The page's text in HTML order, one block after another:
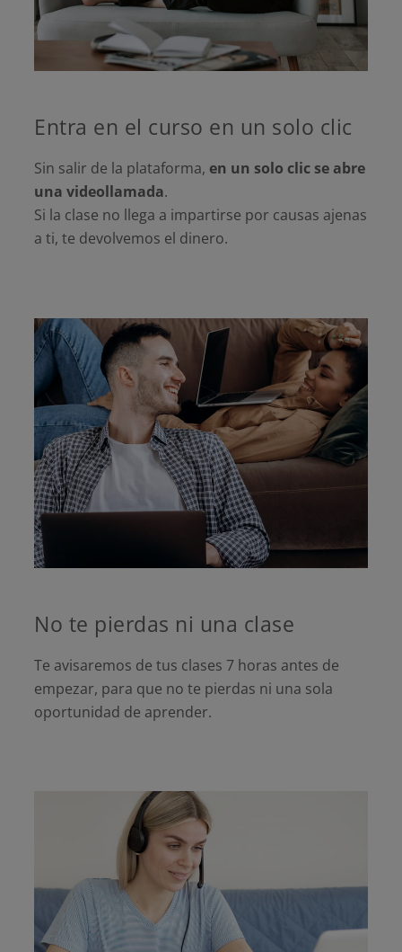
Entra en el curso en un solo clic
Sin salir de la plataforma, en un solo clic se abre
una videollamada.
Si la clase no llega a impartirse por causas ajenas
a ti, te devolvemos el dinero.
No te pierdas ni una clase
Te avisaremos de tus clases 7 horas antes de
empezar, para que no te pierdas ni una sola
oportunidad de aprender.